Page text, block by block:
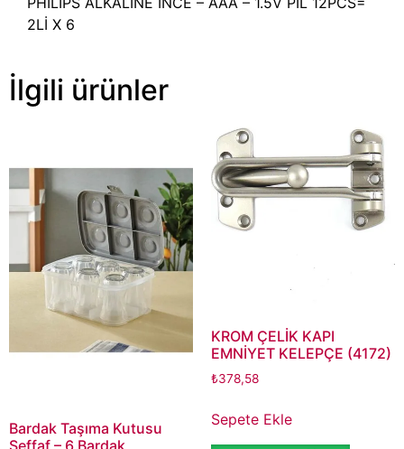
2Lİ X 6
İlgili ürünler
Bardak Taşıma Kutusu
KROM ÇELİK KAPI
EMNİYET KELEPÇE (4172)
₺378,58
Sepete Ekle